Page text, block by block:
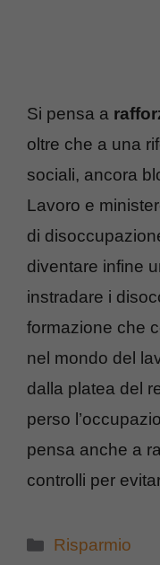
Si pensa a
oltre che a una
sociali, ancora
Lavoro e
di
diventare infine
instradare i
formazione che
nel mondo del
dalla platea del
perso
pensa anche a
controlli per
Categorie
Risparmio